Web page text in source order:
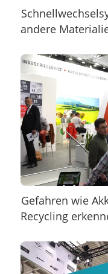
andere
Gefahren wie
Recycling